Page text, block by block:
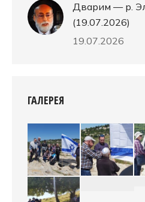
Дварим — р.
(19.07.2026)
19.07.2026
ГАЛЕРЕЯ